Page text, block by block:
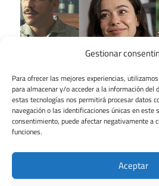
Gestionar
Para ofrecer las mejores experiencias,
para almacenar y/o acceder a la información
estas tecnologías nos permitirá procesar datos
navegación o las identificaciones únicas en este
consentimiento, puede afectar negativamente a
funciones.
Aceptar